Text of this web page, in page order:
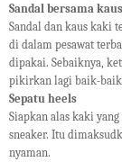
Sandal bersama
Sandal dan kaus kaki
di dalam pesawat
dipakai. Sebaiknya,
pikirkan lagi baik-
Sepatu heels
Siapkan alas kaki
sneaker. Itu
nyaman.